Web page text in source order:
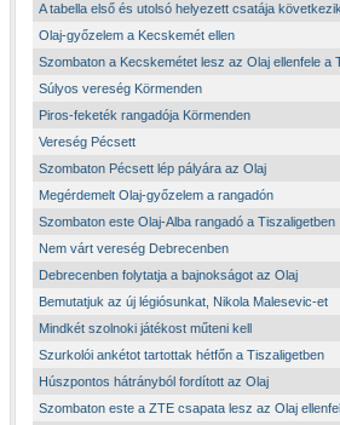
A tabella első és utolsó helyezett csatája következik
Olaj-győzelem a Kecskemét ellen
Szombaton a Kecskemétet lesz az Olaj ellenfele a
Súlyos vereség Körmenden
Piros-feketék rangadója Körmenden
Vereség Pécsett
Szombaton Pécsett lép pályára az Olaj
Megérdemelt Olaj-győzelem a rangadón
Szombaton este Olaj-Alba rangadó a Tiszaligetben
Nem várt vereség Debrecenben
Debrecenben folytatja a bajnokságot az Olaj
Bemutatjuk az új légiósunkat, Nikola Malesevic-et
Mindkét szolnoki játékost műteni kell
Szurkolói ankétot tartottak hétfőn a Tiszaligetben
Húszpontos hátrányból fordított az Olaj
Szombaton este a ZTE csapata lesz az Olaj